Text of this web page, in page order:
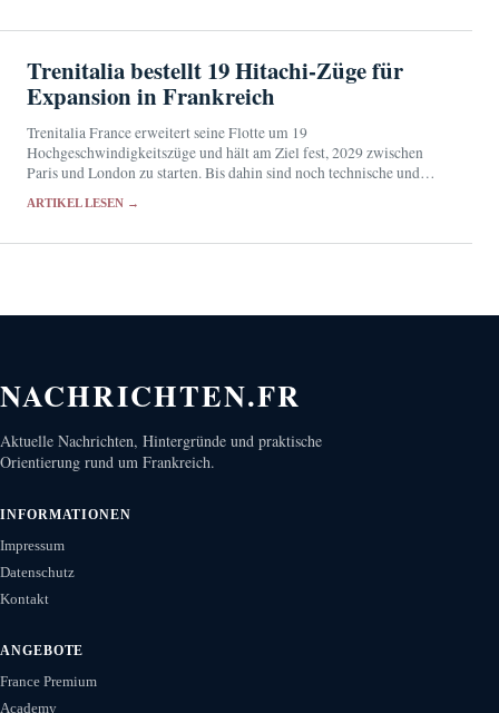
Trenitalia bestellt 19 Hitachi-Züge für
Expansion in Frankreich
Trenitalia France erweitert seine Flotte um 19
Hochgeschwindigkeitszüge und hält am Ziel fest, 2029 zwischen
Paris und London zu starten. Bis dahin sind noch technische und
ARTIKEL LESEN →
NACHRICHTEN.FR
Aktuelle Nachrichten, Hintergründe und praktische
Orientierung rund um Frankreich.
INFORMATIONEN
Impressum
Datenschutz
Kontakt
ANGEBOTE
France Premium
Academy